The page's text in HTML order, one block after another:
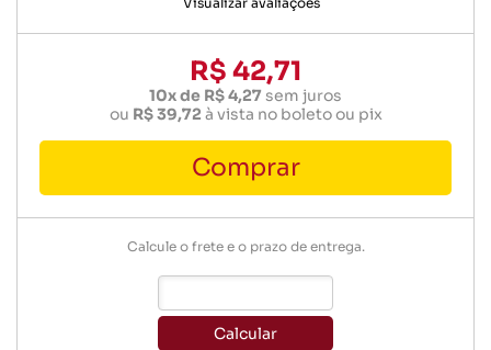
R$ 42,71
10x de R$ 4,27sem juros
ou R$ 39,72 à vista no boleto ou pix
Comprar
Calcule o frete e o prazo de entrega.
Calcular